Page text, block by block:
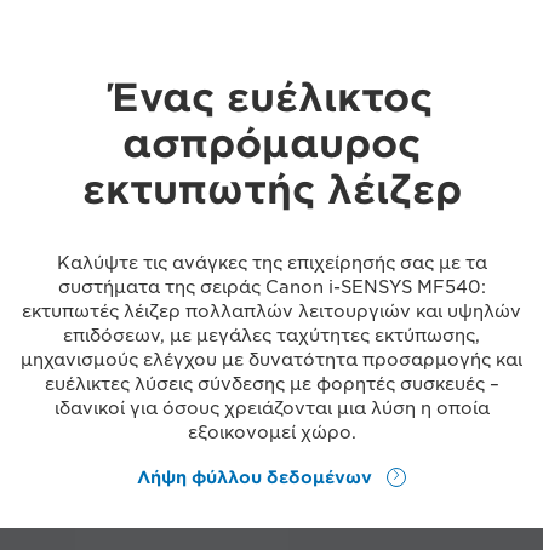
Ένας ευέλικτος
ασπρόμαυρος
εκτυπωτής λέιζερ
Καλύψτε τις ανάγκες της επιχείρησής σας με τα
συστήματα της σειράς Canon i-SENSYS MF540:
εκτυπωτές λέιζερ πολλαπλών λειτουργιών και υψηλών
επιδόσεων, με μεγάλες ταχύτητες εκτύπωσης,
μηχανισμούς ελέγχου με δυνατότητα προσαρμογής και
ευέλικτες λύσεις σύνδεσης με φορητές συσκευές –
ιδανικοί για όσους χρειάζονται μια λύση η οποία
εξοικονομεί χώρο.
Λήψη φύλλου δεδομένων